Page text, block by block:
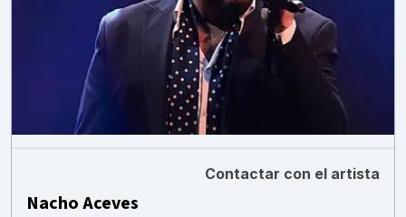
Contactar con el artista
Nacho Aceves